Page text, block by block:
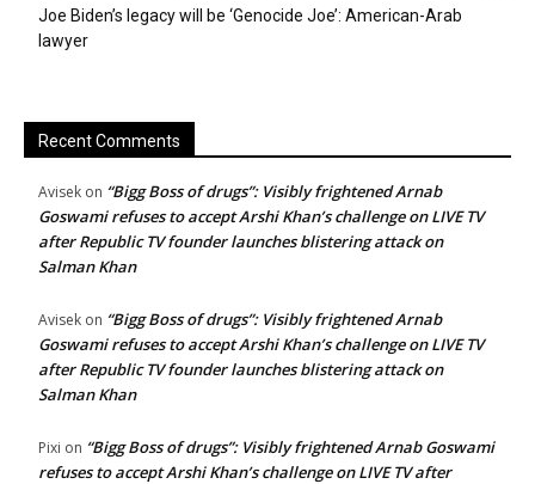
Joe Biden’s legacy will be ‘Genocide Joe’: American-Arab
lawyer
Recent Comments
Avisek on “Bigg Boss of drugs”: Visibly frightened Arnab
Goswami refuses to accept Arshi Khan’s challenge on LIVE TV
after Republic TV founder launches blistering attack on
Salman Khan
Avisek on “Bigg Boss of drugs”: Visibly frightened Arnab
Goswami refuses to accept Arshi Khan’s challenge on LIVE TV
after Republic TV founder launches blistering attack on
Salman Khan
Pixi on “Bigg Boss of drugs”: Visibly frightened Arnab Goswami
refuses to accept Arshi Khan’s challenge on LIVE TV after